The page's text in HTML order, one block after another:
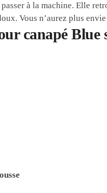
à la machine. Elle
Vous n’aurez plus
canapé Blue